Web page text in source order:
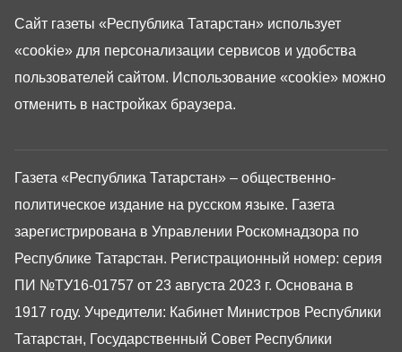
Газета «Республика Татарстан» – общественно-
политическое издание на русском языке. Газета
зарегистрирована в Управлении Роскомнадзора по
Республике Татарстан. Регистрационный номер: серия
ПИ №ТУ16-01757 от 23 августа 2023 г. Основана в
1917 году. Учредители: Кабинет Министров Республики
Татарстан, Государственный Совет Республики
Сайт газеты «Республика Татарстан» использует
«cookie» для персонализации сервисов и удобства
пользователей сайтом. Использование «cookie» можно
отменить в настройках браузера.